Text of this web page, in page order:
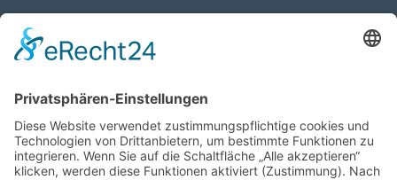
17.04.2026
Verdienstmedaille für Telse Stoy
Das war: Munition im Meer
17.04.2026
Fahrtenprogramm 2026 ist fertig